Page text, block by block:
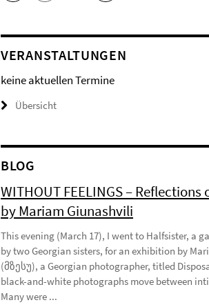
VERANSTALTUNGEN
keine aktuellen Termine
Übersicht
BLOG
WITHOUT FEELINGS –
by Mariam Giunashvili
This evening (March 17), I went to Halfsister, a
by two Georgian sisters, for an exhibition by
(მზესუ), a Georgian photographer, titled
black-and-white photographs move between
Many were ...